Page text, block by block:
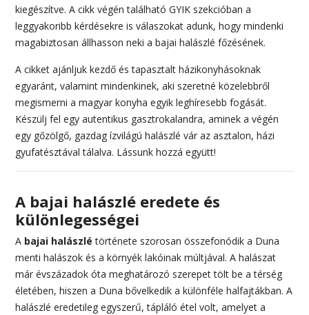
kiegészítve. A cikk végén található GYIK szekcióban a
leggyakoribb kérdésekre is válaszokat adunk, hogy mindenki
magabiztosan állhasson neki a bajai halászlé főzésének.
A cikket ajánljuk kezdő és tapasztalt házikonyhásoknak
egyaránt, valamint mindenkinek, aki szeretné közelebbről
megismerni a magyar konyha egyik leghíresebb fogását.
Készülj fel egy autentikus gasztrokalandra, aminek a végén
egy gőzölgő, gazdag ízvilágú halászlé vár az asztalon, házi
gyufatésztával tálalva. Lássunk hozzá együtt!
A bajai halászlé eredete és
különlegességei
A bajai halászlé története szorosan összefonódik a Duna
menti halászok és a környék lakóinak múltjával. A halászat
már évszázadok óta meghatározó szerepet tölt be a térség
életében, hiszen a Duna bővelkedik a különféle halfajtákban. A
halászlé eredetileg egyszerű, tápláló étel volt, amelyet a